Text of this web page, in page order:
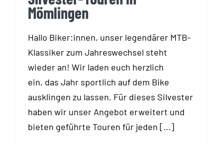
Mömlingen
Hallo Biker:innen, unser legendärer MTB-
Klassiker zum Jahreswechsel steht
wieder an! Wir laden euch herzlich
ein, das Jahr sportlich auf dem Bike
ausklingen zu lassen. Für dieses Silvester
haben wir unser Angebot erweitert und
bieten geführte Touren für jeden [...]